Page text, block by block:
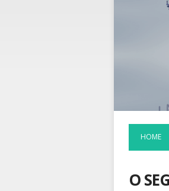
HOME
O